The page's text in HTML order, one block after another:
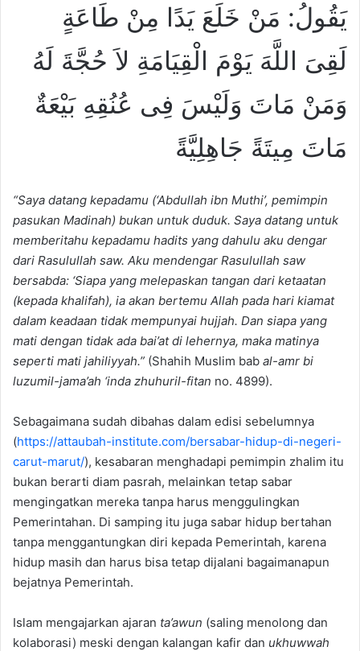
يَقُولُ: مَنْ خَلَعَ يَدًا مِنْ طَاعَةٍ
لَقِىَ اللَّهَ يَوْمَ الْقِيَامَةِ لاَ حُجَّةَ لَهُ
وَمَنْ مَاتَ وَلَيْسَ فِى عُنُقِهِ بَيْعَةٌ
مَاتَ مِيتَةً جَاهِلِيَّةً
“Saya datang kepadamu (‘Abdullah ibn Muthi’, pemimpin
pasukan Madinah) bukan untuk duduk. Saya datang untuk
memberitahu kepadamu hadits yang dahulu aku dengar
dari Rasulullah saw. Aku mendengar Rasulullah saw
bersabda: ‘Siapa yang melepaskan tangan dari ketaatan
(kepada khalifah), ia akan bertemu Allah pada hari kiamat
dalam keadaan tidak mempunyai hujjah. Dan siapa yang
mati dengan tidak ada bai’at di lehernya, maka matinya
seperti mati jahiliyyah.” (Shahih Muslim bab al-amr bi
luzumil-jama’ah ‘inda zhuhuril-fitan no. 4899).
Sebagaimana sudah dibahas dalam edisi sebelumnya
(https://attaubah-institute.com/bersabar-hidup-di-negeri-
carut-marut/), kesabaran menghadapi pemimpin zhalim itu
bukan berarti diam pasrah, melainkan tetap sabar
mengingatkan mereka tanpa harus menggulingkan
Pemerintahan. Di samping itu juga sabar hidup bertahan
tanpa menggantungkan diri kepada Pemerintah, karena
hidup masih dan harus bisa tetap dijalani bagaimanapun
bejatnya Pemerintah.
Islam mengajarkan ajaran ta’awun (saling menolong dan
kolaborasi) meski dengan kalangan kafir dan ukhuwwah